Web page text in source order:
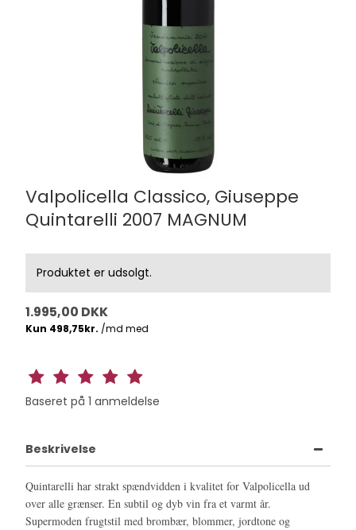
Valpolicella Classico, Giuseppe
Quintarelli 2007 MAGNUM
Produktet er udsolgt.
1.995,00 DKK
Baseret på 1 anmeldelse
Beskrivelse
Quintarelli har strakt spændvidden i kvalitet for Valpolicella ud
over alle grænser. En subtil og dyb vin fra et varmt år.
Supermoden frugtstil med brombær, blommer, jordtone og